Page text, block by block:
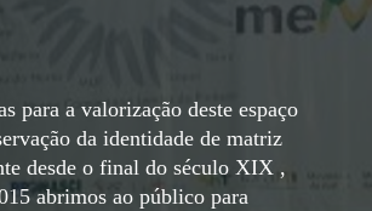
para a valorização deste espaço
da identidade de matriz
desde o final do século XIX ,
abrimos ao público para